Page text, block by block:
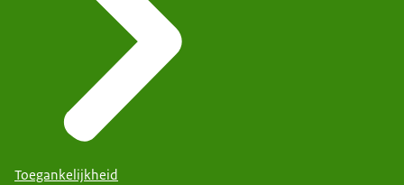
Toegankelijkheid